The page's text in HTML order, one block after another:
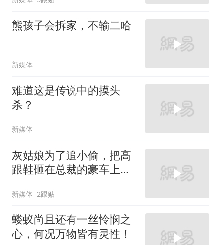
熊孩子会拆家，不输二哈
新媒体
难道这是传说中的摸头
杀？
新媒体
灰姑娘为了追小偷，把高
跟鞋砸在总裁的豪车上，
新媒体 2跟贴
蝼蚁尚且还有一丝怜悯之
心，何况万物皆有灵性！